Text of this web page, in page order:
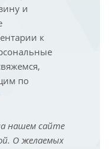
и
к
по
нашем сайте
О желаемых